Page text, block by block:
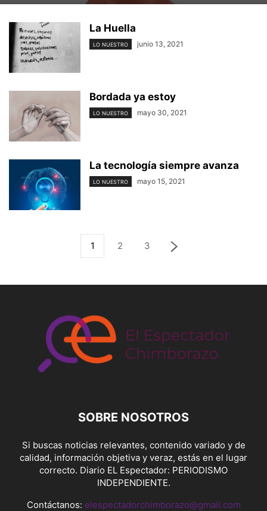
La Huella
LO NUESTRO junio 13, 2021
Bordada ya estoy
LO NUESTRO mayo 30, 2021
La tecnología siempre avanza
LO NUESTRO mayo 15, 2021
1 2 3
SOBRE NOSOTROS
Si buscas noticias relevantes, contenido variado y de
calidad, información objetiva y veraz, estás en el lugar
correcto. Diario EL Espectador: PERIODISMO
INDEPENDIENTE.
Contáctanos: elespectadorchimborazo@gmail.com